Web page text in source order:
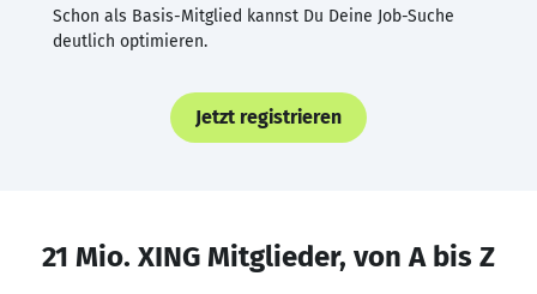
Schon als Basis-Mitglied kannst Du Deine Job-Suche
deutlich optimieren.
Jetzt registrieren
21 Mio. XING Mitglieder, von A bis Z